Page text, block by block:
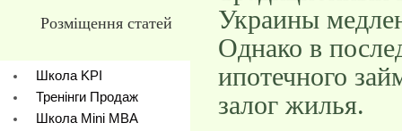
Розміщення статей
Школа KPI
Тренінги Продаж
Школа Mini МBA
Украины
Однако в
ипотечного
залог жилья.